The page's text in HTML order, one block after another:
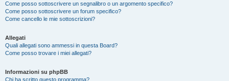
Come posso sottoscrivere un segnalibro o un argomento specifico?
Come posso sottoscrivere un forum specifico?
Come cancello le mie sottoscrizioni?
Allegati
Quali allegati sono ammessi in questa Board?
Come posso trovare i miei allegati?
Informazioni su phpBB
Chi ha scritto questo programma?